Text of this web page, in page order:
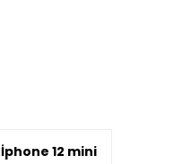
İphone 12 mini